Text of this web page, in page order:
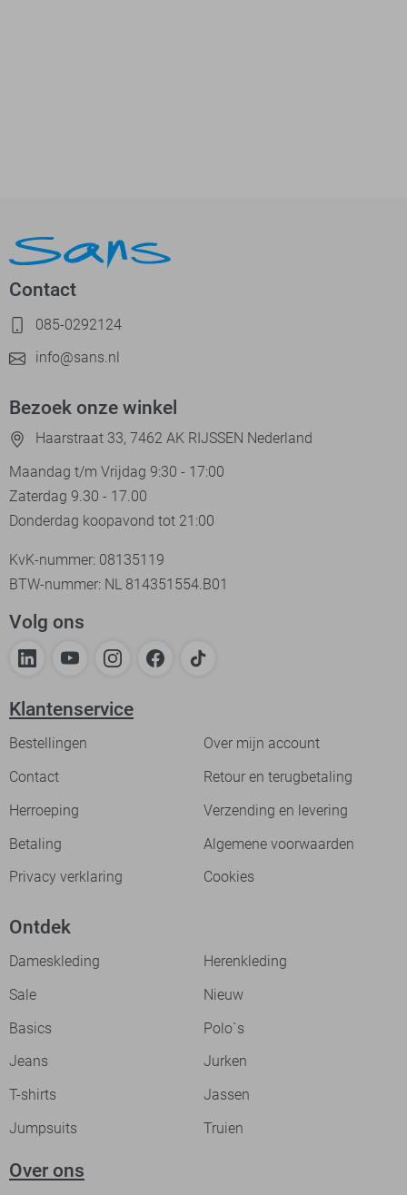
Contact
085-0292124
info@sans.nl
Bezoek onze winkel
Haarstraat 33, 7462 AK RIJSSEN Nederland
Maandag t/m Vrijdag 9:30 - 17:00
Zaterdag 9.30 - 17.00
Donderdag koopavond tot 21:00
KvK-nummer: 08135119
BTW-nummer: NL 814351554.B01
Volg ons
Klantenservice
Bestellingen
Over mijn account
Contact
Retour en terugbetaling
Herroeping
Verzending en levering
Betaling
Algemene voorwaarden
Privacy verklaring
Cookies
Ontdek
Dameskleding
Herenkleding
Sale
Nieuw
Basics
Polo`s
Jeans
Jurken
T-shirts
Jassen
Jumpsuits
Truien
Over ons